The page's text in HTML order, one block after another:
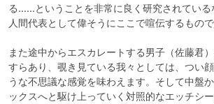
る……ということを非常に良く研究されている
人間代表として偉そうにここで喧伝するもので
また途中からエスカレートする男子（佐藤君
すらあり、覗き見ている我々としては、つい
うな不思議な感覚を味わえます。そして中盤
ックスへと駆け上っていく対照的なエッチシ